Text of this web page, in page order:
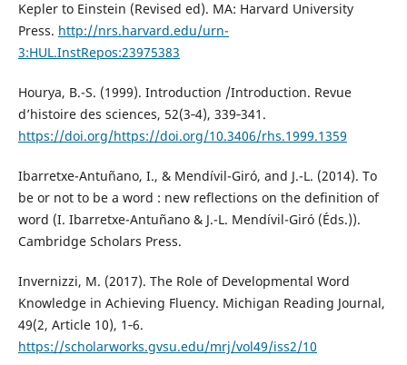
Kepler to Einstein (Revised ed). MA: Harvard University
Press. http://nrs.harvard.edu/urn-
3:HUL.InstRepos:23975383
Hourya, B.-S. (1999). Introduction /Introduction. Revue
d’histoire des sciences, 52(3‑4), 339‑341.
https://doi.org/https://doi.org/10.3406/rhs.1999.1359
Ibarretxe-Antuñano, I., & Mendívil-Giró, and J.-L. (2014). To
be or not to be a word : new reflections on the definition of
word (I. Ibarretxe-Antuñano & J.-L. Mendívil-Giró (Éds.)).
Cambridge Scholars Press.
Invernizzi, M. (2017). The Role of Developmental Word
Knowledge in Achieving Fluency. Michigan Reading Journal,
49(2, Article 10), 1‑6.
https://scholarworks.gvsu.edu/mrj/vol49/iss2/10